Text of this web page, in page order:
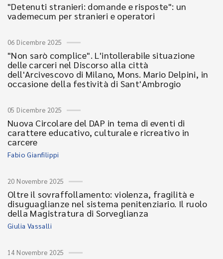
"Detenuti stranieri: domande e risposte": un
vademecum per stranieri e operatori
06 Dicembre 2025
"Non sarò complice". L'intollerabile situazione
delle carceri nel Discorso alla città
dell'Arcivescovo di Milano, Mons. Mario Delpini, in
occasione della festività di Sant'Ambrogio
05 Dicembre 2025
Nuova Circolare del DAP in tema di eventi di
carattere educativo, culturale e ricreativo in
carcere
Fabio Gianfilippi
20 Novembre 2025
Oltre il sovraffollamento: violenza, fragilità e
disuguaglianze nel sistema penitenziario. Il ruolo
della Magistratura di Sorveglianza
Giulia Vassalli
14 Novembre 2025